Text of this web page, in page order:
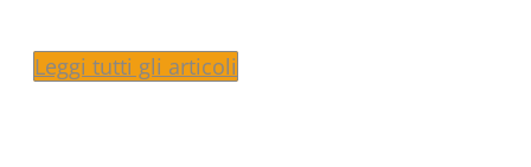
Leggi tutti gli articoli